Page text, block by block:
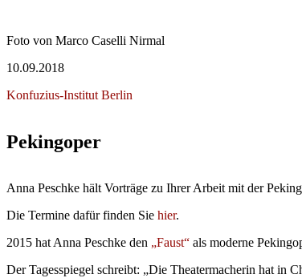
Foto von Marco Caselli Nirmal
10.09.2018
Konfuzius-Institut Berlin
Pekingoper
Anna Peschke hält Vorträge zu Ihrer Arbeit mit der
Die Termine dafür finden Sie hier.
2015 hat Anna Peschke den „Faust“ als moderne
Der Tagesspiegel schreibt: „Die Theatermacherin hat in